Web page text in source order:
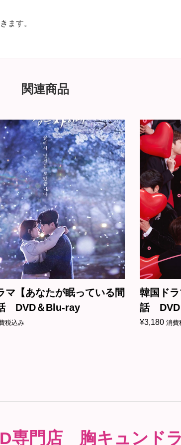
ます。
関連商品
マ【あなたが眠っている間
DVD＆Blu-ray
税込み
韓国ド
話 DVD
¥3,180 消費
専門店 胸キュンド